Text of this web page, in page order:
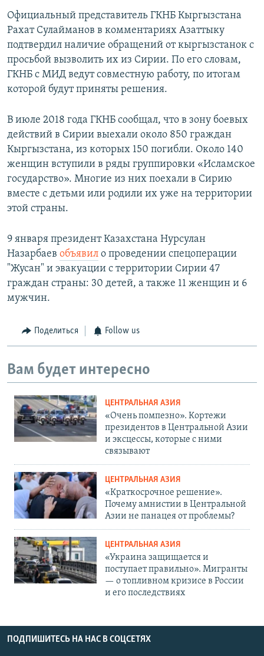
Официальный представитель ГКНБ Кыргызстана
Рахат Сулайманов в комментариях Азаттыку
подтвердил наличие обращений от кыргызстанок с
просьбой вызволить их из Сирии. По его словам,
ГКНБ с МИД ведут совместную работу, по итогам
которой будут приняты решения.
В июле 2018 года ГКНБ сообщал, что в зону боевых
действий в Сирии выехали около 850 граждан
Кыргызстана, из которых 150 погибли. Около 140
женщин вступили в ряды группировки «Исламское
государство». Многие из них поехали в Сирию
вместе с детьми или родили их уже на территории
этой страны.
9 января президент Казахстана Нурсулан
Назарбаев объявил о проведении спецоперации
"Жусан" и эвакуации с территории Сирии 47
граждан страны: 30 детей, а также 11 женщин и 6
мужчин.
Поделиться Follow us
Вам будет интересно
ЦЕНТРАЛЬНАЯ АЗИЯ
«Очень помпезно». Кортежи
президентов в Центральной Азии
и эксцессы, которые с ними
связывают
ЦЕНТРАЛЬНАЯ АЗИЯ
«Краткосрочное решение».
Почему амнистии в Центральной
Азии не панацея от проблемы?
ЦЕНТРАЛЬНАЯ АЗИЯ
«Украина защищается и
поступает правильно». Мигранты
— о топливном кризисе в России
и его последствиях
ПОДПИШИТЕСЬ НА НАС В СОЦСЕТЯХ